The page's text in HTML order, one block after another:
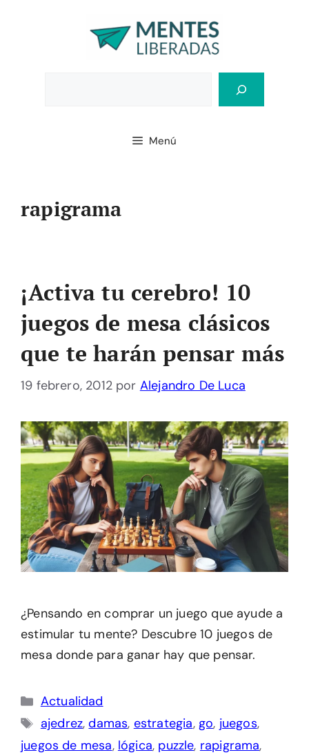
Menú
rapigrama
¡Activa tu cerebro! 10
juegos de mesa clásicos
que te harán pensar más
19 febrero, 2012 por Alejandro De Luca
¿Pensando en comprar un juego que ayude a
estimular tu mente? Descubre 10 juegos de
mesa donde para ganar hay que pensar.
Categorías
Actualidad
Etiquetas
ajedrez,damas, estrategia, go, juegos,
juegos de mesa, lógica, puzzle, rapigrama,